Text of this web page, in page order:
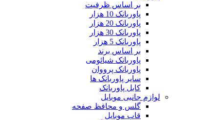
بر اساس ظرفیت
پاوربانک 10 هزار
پاوربانک 20 هزار
پاوربانک 30 هزار
پاوربانک 5 هزار
بر اساس برند
پاوربانک شیائومی
پاوربانک پرووان
سایر پاوربانک ها
کابل پاوربانک
لوازم جانبی موبایل
گلس و محافظ صفحه
قاب موبایل